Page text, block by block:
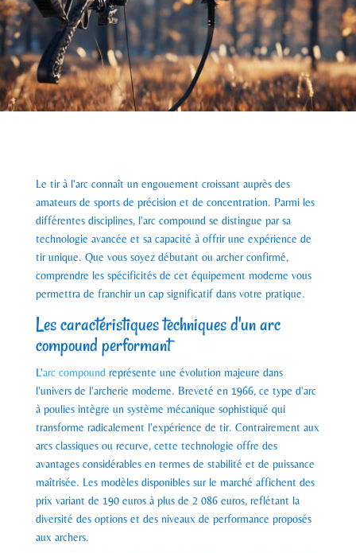
Le tir à l'arc connaît un engouement croissant auprès des
amateurs de sports de précision et de concentration. Parmi les
différentes disciplines, l'arc compound se distingue par sa
technologie avancée et sa capacité à offrir une expérience de
tir unique. Que vous soyez débutant ou archer confirmé,
comprendre les spécificités de cet équipement moderne vous
permettra de franchir un cap significatif dans votre pratique.
Les caractéristiques techniques d'un arc
compound performant
L'arc compound représente une évolution majeure dans
l'univers de l'archerie moderne. Breveté en 1966, ce type d'arc
à poulies intègre un système mécanique sophistiqué qui
transforme radicalement l'expérience de tir. Contrairement aux
arcs classiques ou recurve, cette technologie offre des
avantages considérables en termes de stabilité et de puissance
maîtrisée. Les modèles disponibles sur le marché affichent des
prix variant de 190 euros à plus de 2 086 euros, reflétant la
diversité des options et des niveaux de performance proposés
aux archers.